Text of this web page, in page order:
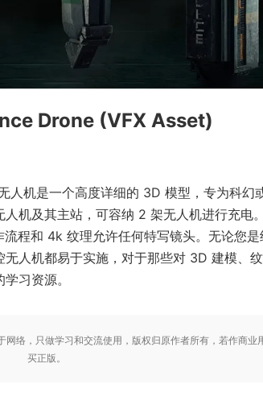
Drone (VFX Asset)
人机是一个高度详细的 3D 模型，专为科幻
机及其主站，可容纳 2 架无人机进行充电
程和 4k 纹理允许任何特写镜头。无论您是
人机都易于实施，对于那些对 3D 建模、
习资源。
络，只做学习和交流使用，版权归原作者所有，若作商业
买正版。